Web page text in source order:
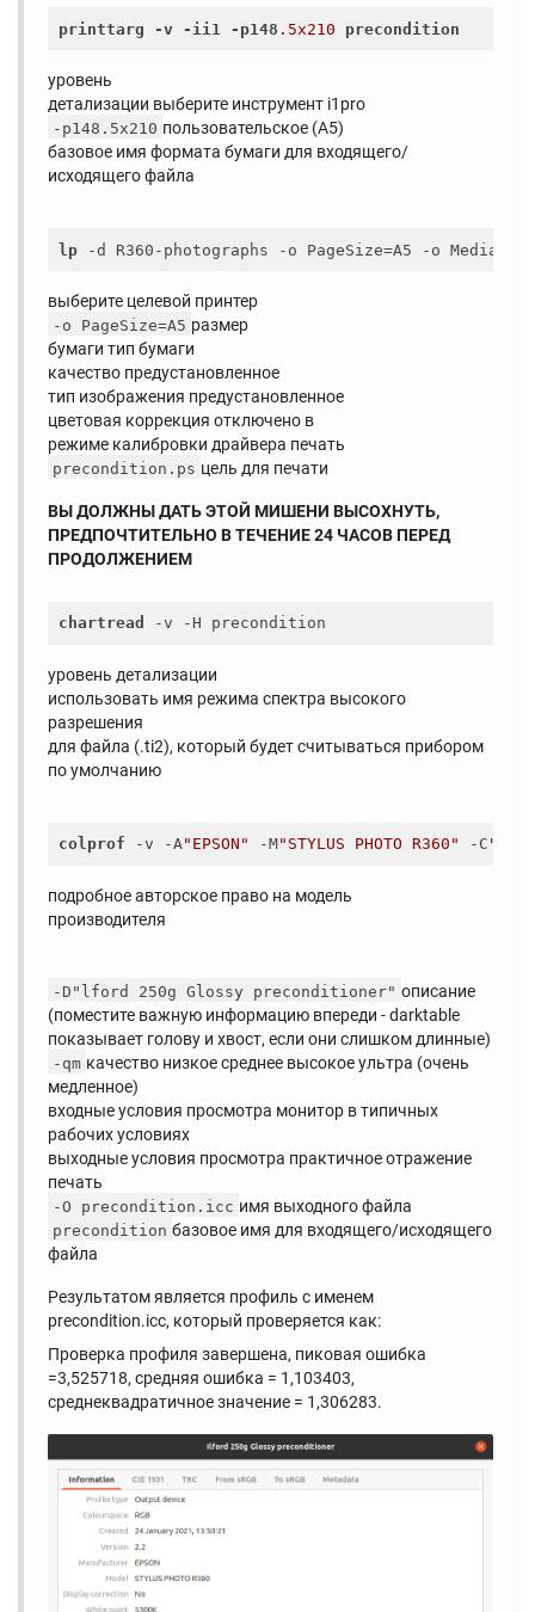
printtarg -v -ii1 -p148 .5x210 precondition
уровень
детализации выберите инструмент i1pro
-p148.5x210 пользовательское (A5)
базовое имя формата бумаги для входящего/
исходящего файла
lp -d R360-photographs -o PageSize=A5 -o
выберите целевой принтер
-o PageSize=A5 размер
бумаги тип бумаги
качество предустановленное
тип изображения предустановленное
цветовая коррекция отключено в
режиме калибровки драйвера печать
precondition.ps цель для печати
ВЫ ДОЛЖНЫ ДАТЬ ЭТОЙ МИШЕНИ ВЫСОХНУТЬ,
ПРЕДПОЧТИТЕЛЬНО В ТЕЧЕНИЕ 24 ЧАСОВ ПЕРЕД
ПРОДОЛЖЕНИЕМ
chartread
уровень детализации
использовать имя режима спектра высокого
разрешения
для файла (.ti2), который будет считываться прибором
по умолчанию
colprof -v -A"EPSON" -M"STYLUS PHOTO R360" -C
подробное авторское право на модель
производителя
-D"lford 250g Glossy preconditioner" описание
(поместите важную информацию впереди - darktable
показывает голову и хвост, если они слишком длинные)
-qm качество низкое среднее высокое ультра (очень
медленное)
входные условия просмотра монитор в типичных
рабочих условиях
выходные условия просмотра практичное отражение
печать
-O precondition.icc имя выходного файла
precondition базовое имя для входящего/исходящего
файла
Результатом является профиль с именем
precondition.icc, который проверяется как:
Проверка профиля завершена, пиковая ошибка
=3,525718, средняя ошибка = 1,103403,
среднеквадратичное значение = 1,306283.